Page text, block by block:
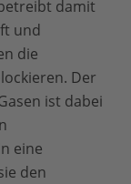
damit
und
die
Der
ist dabei
eine
den